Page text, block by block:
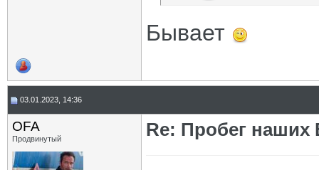
Бывает
03.01.2023, 14:36
OFA
Продвинутый Re: Пробег наших